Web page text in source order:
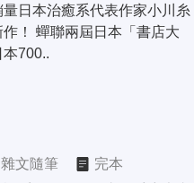
日本治癒系代表作家小川糸
！ 蟬聯兩屆日本「書店大
700..
雜文隨筆
完本